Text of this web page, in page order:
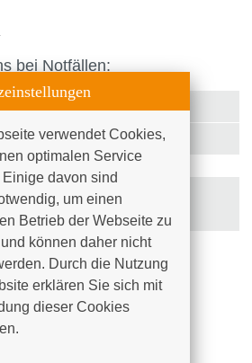
bei Notfällen:
+49 (0)381 4401 - 0
Notfällen wählen Sie 112!
uns
verwendet Cookies,
optimalen Service
davon sind
um einen
Betrieb der Webseite zu
können daher nicht
Durch die Nutzung
erklären Sie sich mit
dieser Cookies